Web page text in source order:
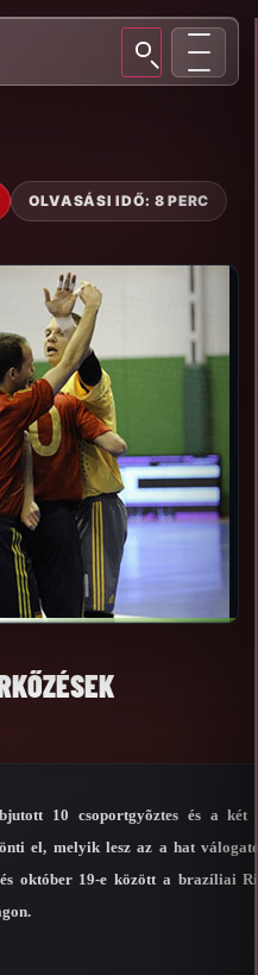
OLVASÁSI IDŐ: 8 PERC
10 csoportgyõztes és a két
el, melyik lesz az a hat
október 19-e között a brazíliai